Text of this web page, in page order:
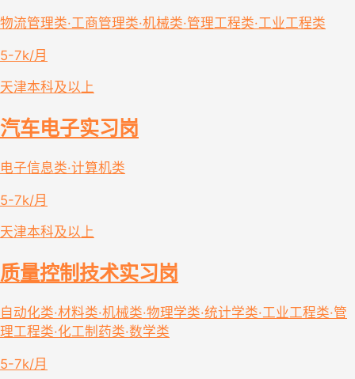
物流管理类·工商管理类·机械类·管理工程类·工业工程类
5-7k/月
天津本科及以上
汽车电子实习岗
电子信息类·计算机类
5-7k/月
天津本科及以上
质量控制技术实习岗
自动化类·材料类·机械类·物理学类·统计学类·工业工程类·管
理工程类·化工制药类·数学类
5-7k/月